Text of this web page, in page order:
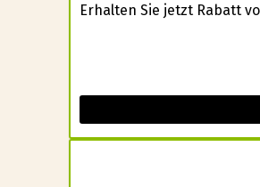
Erhalten Sie jetzt Rabatt